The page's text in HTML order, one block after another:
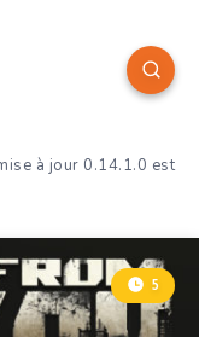
à jour 0.14.1.0 est
5